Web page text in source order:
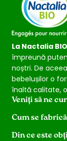
La Nactalia BIO
împreună
noștri. De
bebelușilor o
înaltă calitate,
Veniți să ne
Cum se
Din ce este